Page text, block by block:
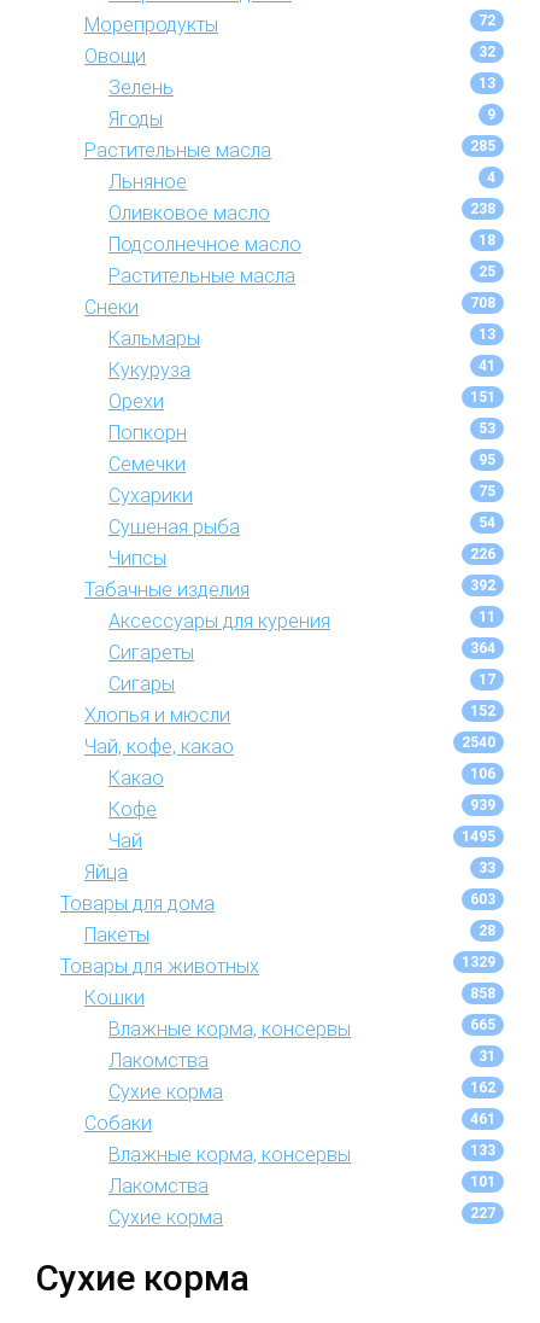
Морепродукты
72
Овощи 32
Зелень 13
Ягоды 9
Растительные масла 285
Льняное 4
Оливковое масло 238
Подсолнечное масло 18
Растительные масла 25
Снеки 708
Кальмары 13
Кукуруза 41
Орехи 151
Попкорн 53
Семечки 95
Сухарики 75
Сушеная рыба 54
Чипсы 226
Табачные изделия 392
Аксессуары для курения 11
Сигареты 364
Сигары 17
Хлопья и мюсли 152
Чай, кофе, какао 2540
Какао 106
Кофе 939
Чай 1495
Яйца 33
Товары для дома 603
Пакеты 28
Товары для животных 1329
Кошки 858
Влажные корма, консервы 665
Лакомства 31
Сухие корма 162
Собаки 461
Влажные корма, консервы 133
Лакомства 101
Сухие корма 227
Сухие корма